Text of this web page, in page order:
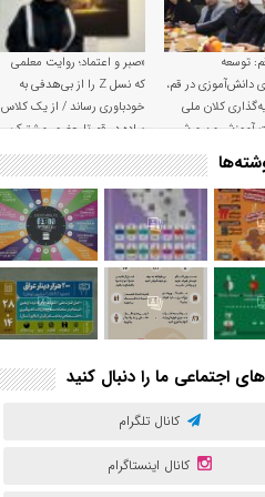
توسعه
دانش‌آموزی در قم،
کلان ملی
آموزش و پرورش
«صبر و اعتماد؛ روایت معلمی
که نسل Z را از بی‌هدفی به
خودباوری رساند / از یک کلاس
ساده در قم تا حضور مشترک
معلم و هنرجویان در مهم‌ترین
گالری قرآنی هوش مصنوعی
تهران
اجتماعی ما را دنبال کنید
کانال تلگرام
کانال اینستاگرام